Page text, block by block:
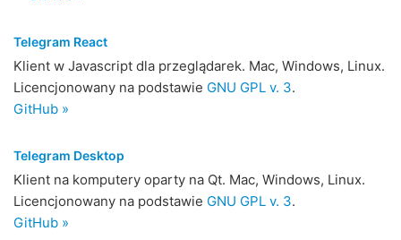
Telegram React
Klient w Javascript dla przeglądarek. Mac, Windows, Linux.
Licencjonowany na podstawie GNU GPL v. 3.
GitHub »
Telegram Desktop
Klient na komputery oparty na Qt. Mac, Windows, Linux.
Licencjonowany na podstawie GNU GPL v. 3.
GitHub »